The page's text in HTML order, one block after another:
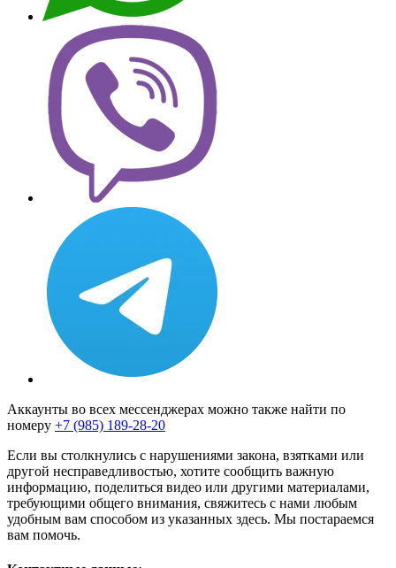
Аккаунты во всех мессенджерах можно также найти по
номеру +7 (985) 189-28-20
Если вы столкнулись с нарушениями закона, взятками или
другой несправедливостью, хотите сообщить важную
информацию, поделиться видео или другими материалами,
требующими общего внимания, свяжитесь с нами любым
удобным вам способом из указанных здесь. Мы постараемся
вам помочь.